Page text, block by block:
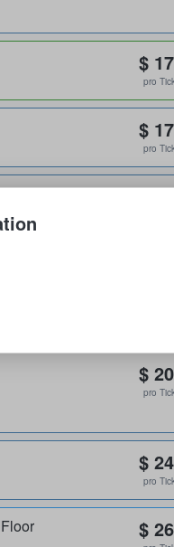
$
pro
$
pro
$
$
pro
$
pro
$